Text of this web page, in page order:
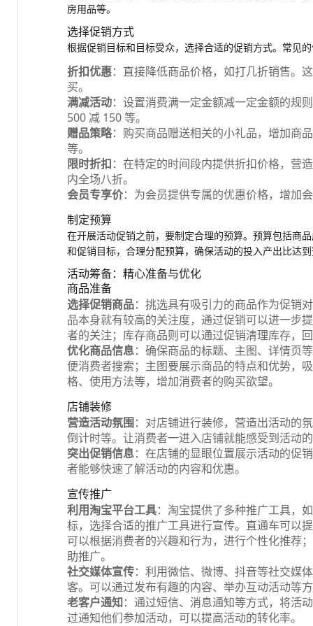
房用品等。
选择促销方式
根据促销目标和目标受众，选择合适的促销方式。常见
折扣优惠：直接降低商品价格，如打几折销售。
买。
满减活动：设置消费满一定金额减一定金额的规
500 减 150 等。
赠品策略：购买商品赠送相关的小礼品，增加商
等。
限时折扣：在特定的时间段内提供折扣价格，营
内全场八折。
会员专享价：为会员提供专属的优惠价格，增加
制定预算
在开展活动促销之前，要制定合理的预算。预算包括商
和促销目标，合理分配预算，确保活动的投入产出比达
活动筹备：精心准备与优化
商品准备
选择促销商品：挑选具有吸引力的商品作为促销
品本身就有较高的关注度，通过促销可以进一步
者的关注；库存商品则可以通过促销清理库存，
优化商品信息：确保商品的标题、主图、详情页
便消费者搜索；主图要展示商品的特点和优势，
格、使用方法等，增加消费者的购买欲望。
店铺装修
营造活动氛围：对店铺进行装修，营造出活动的
倒计时等。让消费者一进入店铺就能感受到活动
突出促销信息：在店铺的显眼位置展示活动的促
者能够快速了解活动的内容和优惠。
宣传推广
利用淘宝平台工具：淘宝提供了多种推广工具，
标，选择合适的推广工具进行宣传。直通车可以
可以根据消费者的兴趣和行为，进行个性化推荐
助推广。
社交媒体宣传：利用微信、微博、抖音等社交媒
客。可以通过发布有趣的内容、举办互动活动等
老客户通知：通过短信、消息通知等方式，将活
过通知他们参加活动，可以提高活动的转化率。